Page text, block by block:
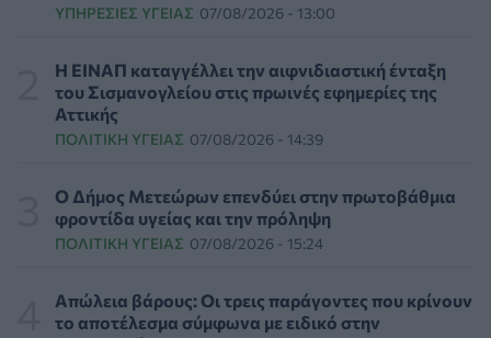
Γεωργιάδης από Ρόδο: Νέες προσλήψεις στο
ακτινοθεραπευτικό κέντρο
ΠΟΛΙΤΙΚΉ ΥΓΕΊΑΣ 07/08/2026 - 19:12
Σε κόκκινο συναγερμό για φωτιές Κρήτη, Βόρειο
ΕΠΙΚΑΙΡΌΤΗΤΑ 07/08/2026 - 18:37
Τι μπορεί να μας διδάξει η νέα ταινία του Spider-Man
ΨΥΧΙΚΉ ΥΓΕΊΑ 07/08/2026 - 18:11
ΥΠΗΡΕΣΊΕΣ ΥΓΕΊΑΣ 07/08/2026 - 13:00
Η ΕΙΝΑΠ καταγγέλλει την αιφνιδιαστική ένταξη
του Σισμανογλείου στις πρωινές εφημερίες της
Αττικής
ΠΟΛΙΤΙΚΉ ΥΓΕΊΑΣ 07/08/2026 - 14:39
Ο Δήμος Μετεώρων επενδύει στην πρωτοβάθμια
φροντίδα υγείας και την πρόληψη
ΠΟΛΙΤΙΚΉ ΥΓΕΊΑΣ 07/08/2026 - 15:24
Απώλεια βάρους: Οι τρεις παράγοντες που κρίνουν
το αποτέλεσμα σύμφωνα με ειδικό στην